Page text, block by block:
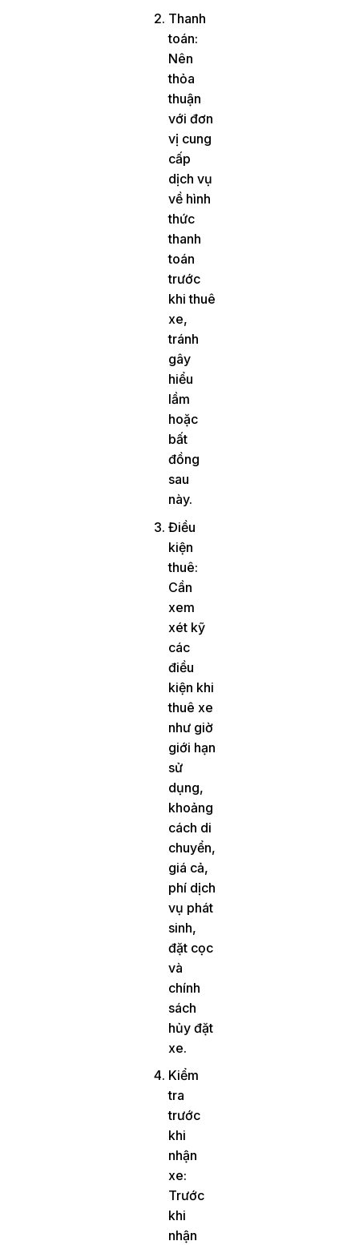
Thanh
toán:
Nên
thỏa
thuận
với đơn
vị cung
cấp
dịch vụ
về hình
thức
thanh
toán
trước
khi thuê
xe,
tránh
gây
hiểu
lầm
hoặc
bất
đồng
sau
này.
Điều
kiện
thuê:
Cần
xem
xét kỹ
các
điều
kiện khi
thuê xe
như giờ
giới hạn
sử
dụng,
khoảng
cách di
chuyển,
giá cả,
phí dịch
vụ phát
sinh,
đặt cọc
và
chính
sách
hủy đặt
xe.
Kiểm
tra
trước
khi
nhận
xe:
Trước
khi
nhận